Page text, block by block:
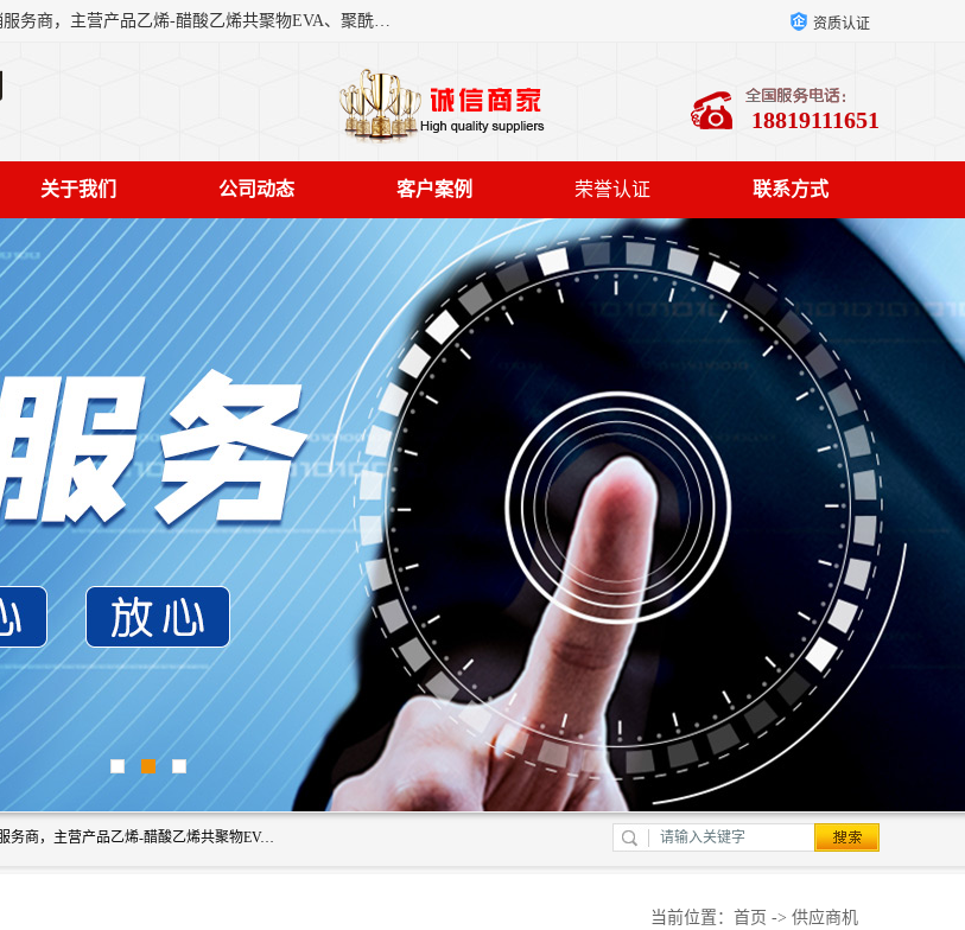
东莞市恒屹国际贸易有限公司（简称：恒屹国际）是一家石化原料综合营销服务商，主营产品乙烯-醋酸乙烯共聚物EVA、聚酰胺PA（尼龙）、醚酯型热塑弹性体TPEE等，公司秉承以市场为导向的战略思想，致力于大宗石化原料在中国市场的营销服务业务，为客户提供一站式的全面服务。 资质认证
18819111651
关于我们 公司动态 客户案例 荣誉认证 联系方式
东莞市恒屹国际贸易有限公司（简称：恒屹国际）是一家石化原料综合营销服务商，主营产品乙烯-醋酸乙烯共聚物EVA、聚酰胺PA（尼龙）、醚酯型热塑弹性体TPEE等，公司秉承以市场为导向的战略思想，致力于大宗石化原料在中国市场的营销服务业务，为客户提供一站式的全面服务。
当前位置： 首页 -> 供应商机